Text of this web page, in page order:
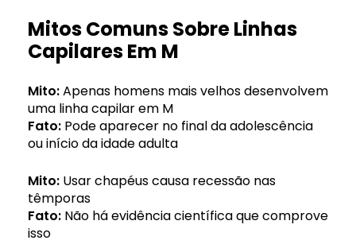
Mitos Comuns Sobre Linhas
Capilares Em M
Mito:Apenas homens mais velhos desenvolvem
uma linha capilar em M
Fato: Pode aparecer no final da adolescência
ou início da idade adulta
Mito: Usar chapéus causa recessão nas
têmporas
Fato: Não há evidência científica que comprove
isso